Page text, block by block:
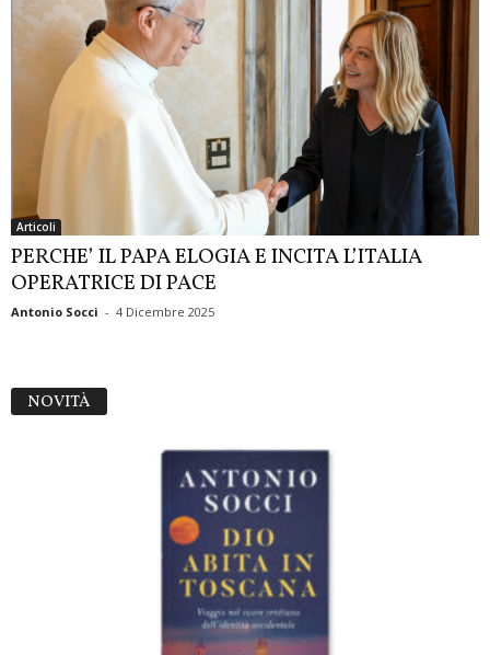
Articoli
PERCHE’ IL PAPA ELOGIA E INCITA L’ITALIA
OPERATRICE DI PACE
Antonio Socci - 4 Dicembre 2025
NOVITÀ